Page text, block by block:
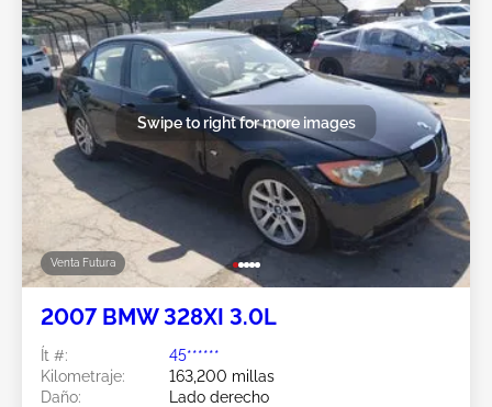
Venta Futura
Swipe to right for more images
2007 BMW 328XI 3.0L
Ít #:
45******
Kilometraje:
163,200 millas
Daño:
Lado derecho